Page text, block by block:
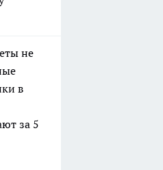
не
в
за 5